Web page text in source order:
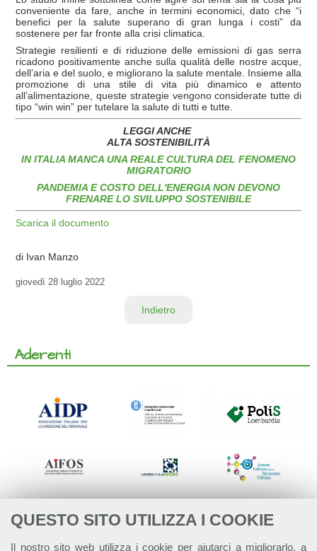
QUESTO SITO UTILIZZA I COOKIE
Il nostro sito web utilizza i cookie per aiutarci a migliorarlo, a
conveniente da fare, anche in termini economici, dato che “i
benefici per la salute superano di gran lunga i costi” da
sostenere per far fronte alla crisi climatica.
Strategie resilienti e di riduzione delle emissioni di gas serra
ricadono positivamente anche sulla qualità delle nostre acque,
dell’aria e del suolo, e migliorano la salute mentale. Insieme alla
promozione di una stile di vita più dinamico e attento
all’alimentazione, queste strategie vengono considerate tutte di
tipo “win win” per tutelare la salute di tutti e tutte.
LEGGI ANCHE
ALTA SOSTENIBILITÀ
IN ITALIA MANCA UNA REALE CULTURA DEL FENOMENO
MIGRATORIO
PANDEMIA E COSTO DELL'ENERGIA NON DEVONO
FRENARE LO SVILUPPO SOSTENIBILE
Scarica il documento
di Ivan Manzo
giovedì 28 luglio 2022
Indietro
Aderenti